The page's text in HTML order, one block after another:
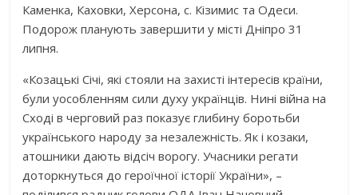
Каменка, Каховки, Херсона, с. Кізимис та Одеси.
Подорож планують завершити у місті Дніпро 31
липня.
«Козацькі Січі, які стояли на захисті інтересів країни,
були уособленням сили духу українців. Нині війна на
Сході в черговий раз показує глибину боротьби
українського народу за незалежність. Як і козаки,
атошники дають відсіч ворогу. Учасники регати
доторкнуться до героїчної історії України», –